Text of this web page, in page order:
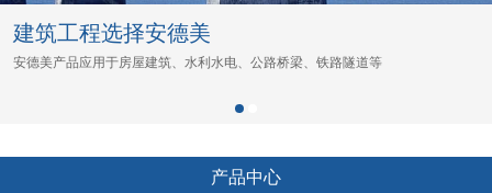
建筑工程选择安德美
安德美产品应用于房屋建筑、水利水电、公路桥梁、铁路隧道等
产品中心